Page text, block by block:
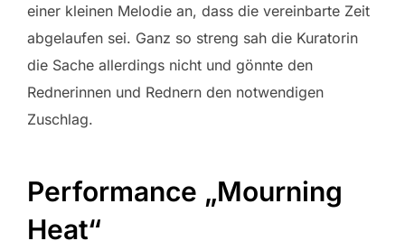
einer kleinen Melodie an, dass die vereinbarte Zeit
abgelaufen sei. Ganz so streng sah die Kuratorin
die Sache allerdings nicht und gönnte den
Rednerinnen und Rednern den notwendigen
Zuschlag.
Performance „Mourning
Heat“